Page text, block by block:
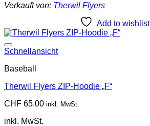
Verkauft von: Therwil Flyers
Add to wishlist
Schnellansicht
Baseball
Therwil Flyers ZIP-Hoodie „F“
CHF 65.00 inkl. MwSt.
inkl. MwSt.